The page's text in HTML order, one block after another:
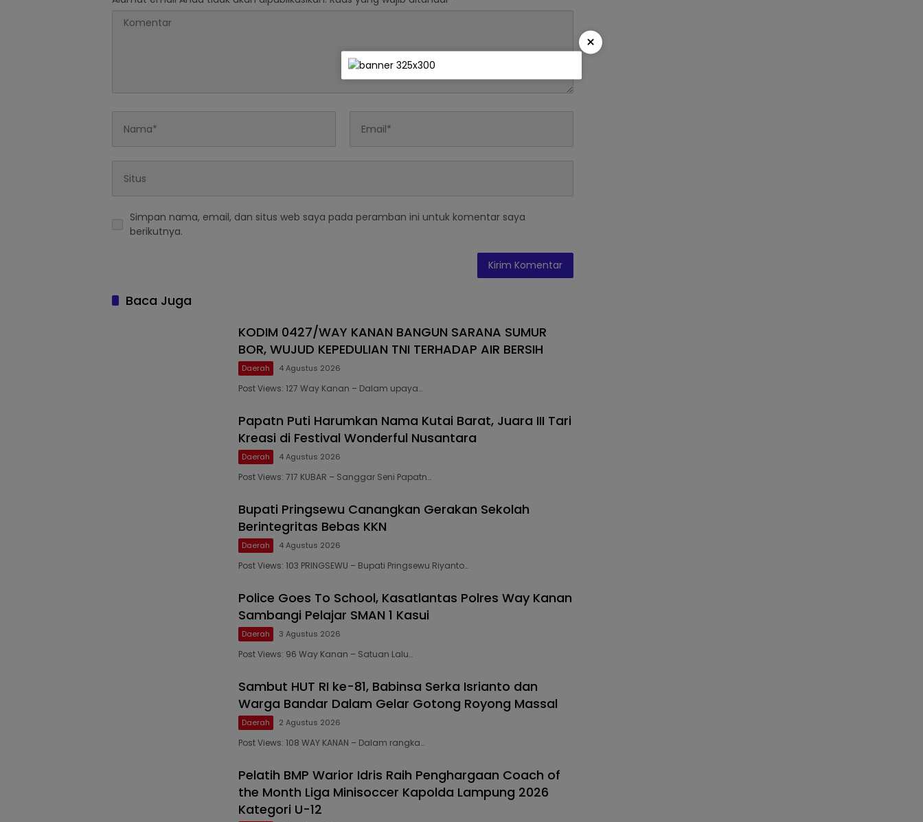
Simpan nama, email, dan situs web saya pada peramban ini untuk komentar saya
berikutnya.
Baca Juga
KODIM 0427/WAY KANAN BANGUN SARANA SUMUR
BOR, WUJUD KEPEDULIAN TNI TERHADAP AIR BERSIH
Daerah 4 Agustus 2026
Post Views: 127 Way Kanan – Dalam upaya…
Papatn Puti Harumkan Nama Kutai Barat, Juara III Tari
Kreasi di Festival Wonderful Nusantara
Daerah 4 Agustus 2026
Post Views: 717 KUBAR – Sanggar Seni Papatn…
Bupati Pringsewu Canangkan Gerakan Sekolah
Berintegritas Bebas KKN
Daerah 4 Agustus 2026
Post Views: 103 PRINGSEWU – Bupati Pringsewu Riyanto…
Police Goes To School, Kasatlantas Polres Way Kanan
Sambangi Pelajar SMAN 1 Kasui
Daerah 3 Agustus 2026
Post Views: 96 Way Kanan – Satuan Lalu…
Sambut HUT RI ke-81, Babinsa Serka Isrianto dan
Warga Bandar Dalam Gelar Gotong Royong Massal
Daerah 2 Agustus 2026
Post Views: 108 WAY KANAN – Dalam rangka…
Pelatih BMP Warior Idris Raih Penghargaan Coach of
the Month Liga Minisoccer Kapolda Lampung 2026
Kategori U-12
×